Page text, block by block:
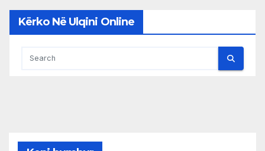
Kërko Në Ulqini Online